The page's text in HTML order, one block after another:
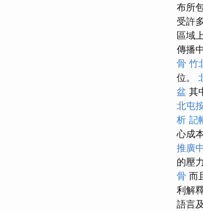
布所
受許
區域
傳播
骨 竹
位。
盆 其
北屯
析 記
心成
推廣
的壓
骨 而
利解
語言